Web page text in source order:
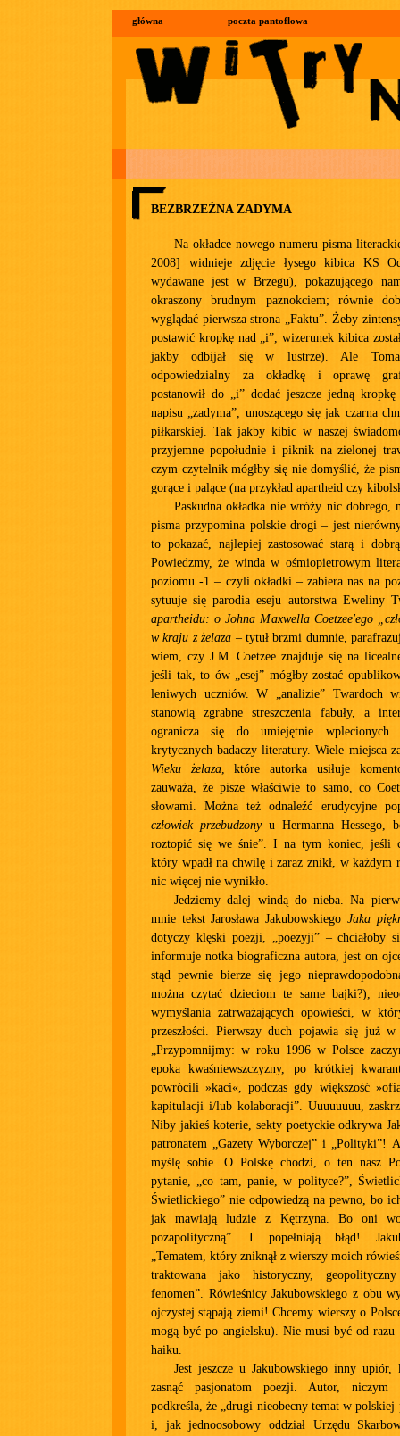
główna poczta pantoflowa
BEZBRZEŻNA ZADYMA
Na okładce nowego numeru pisma
2008] widnieje zdjęcie łysego kibica KS
wydawane jest w Brzegu), pokazującego
okraszony brudnym paznokciem; równie
wyglądać pierwsza strona „Faktu”. Żeby
postawić kropkę nad „i”, wizerunek kibica
jakby odbijał się w lustrze). Ale
odpowiedzialny za okładkę i oprawę
postanowił do „i” dodać jeszcze jedną
napisu „zadyma”, unoszącego się jak czarna
piłkarskiej. Tak jakby kibic w naszej
przyjemne popołudnie i piknik na zielonej
czym czytelnik mógłby się nie domyślić, że
gorące i palące (na przykład apartheid czy
Paskudna okładka nie wróży nic dobrego,
pisma przypomina polskie drogi – jest
to pokazać, najlepiej zastosować starą i
Powiedzmy, że winda w ośmiopiętrowym
poziomu -1 – czyli okładki – zabiera nas na
sytuuje się parodia eseju autorstwa Eweliny
apartheidu: o Johna Maxwella Coetzee'ego
w kraju z żelaza – tytuł brzmi dumnie,
wiem, czy J.M. Coetzee znajduje się na
jeśli tak, to ów „esej” mógłby zostać
leniwych uczniów. W „analizie” Twardoch
stanowią zgrabne streszczenia fabuły, a
ogranicza się do umiejętnie
krytycznych badaczy literatury. Wiele miejsca
Wieku żelaza, które autorka usiłuje
zauważa, że pisze właściwie to samo, co
słowami. Można też odnaleźć erudycyjne
człowiek przebudzonyu Hermanna Hessego,
roztopić się we śnie”. I na tym koniec, jeśli
który wpadł na chwilę i zaraz znikł, w każdym
nic więcej nie wynikło.
Jedziemy dalej windą do nieba. Na
mnie tekst Jarosława Jakubowskiego Jaka
dotyczy klęski poezji, „poezyji” – chciałoby
informuje notka biograficzna autora, jest on
stąd pewnie bierze się jego
można czytać dzieciom te same bajki?),
wymyślania zatrważających opowieści, w
przeszłości. Pierwszy duch pojawia się już w
„Przypomnijmy: w roku 1996 w Polsce
epoka kwaśniewszczyzny, po krótkiej
powrócili »kaci«, podczas gdy większość
kapitulacji i/lub kolaboracji”. Uuuuuuuu,
Niby jakieś koterie, sekty poetyckie odkrywa
patronatem „Gazety Wyborczej” i „Polityki”!
myślę sobie. O Polskę chodzi, o ten nasz
pytanie, „co tam, panie, w polityce?”,
Świetlickiego” nie odpowiedzą na pewno, bo
jak mawiają ludzie z Kętrzyna. Bo oni
pozapolityczną”. I popełniają błąd!
„Tematem, który zniknął z wierszy moich
traktowana jako historyczny,
fenomen”. Rówieśnicy Jakubowskiego z obu
ojczystej stąpają ziemi! Chcemy wierszy o
mogą być po angielsku). Nie musi być od razu
haiku.
Jest jeszcze u Jakubowskiego inny
zasnąć pasjonatom poezji. Autor, niczym
podkreśla, że „drugi nieobecny temat w polskiej
i, jak jednoosobowy oddział Urzędu